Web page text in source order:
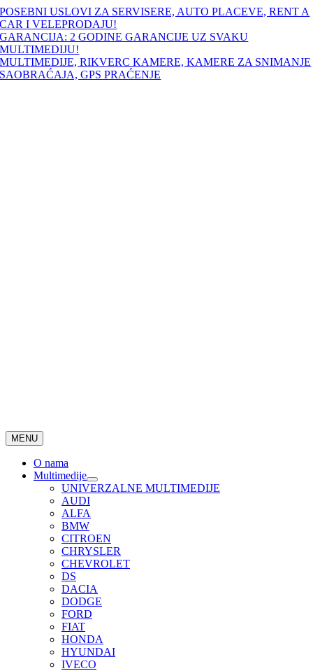
Skip
to
content
POSEBNI USLOVI ZA SERVISERE, AUTO PLACEVE, RENT A
CAR I VELEPRODAJU!
GARANCIJA: 2 GODINE GARANCIJE UZ SVAKU
MULTIMEDIJU!
MULTIMEDIJE, RIKVERC KAMERE, KAMERE ZA SNIMANJE
SAOBRAĆAJA, GPS PRAĆENJE
MENU
O nama
Multimedije
UNIVERZALNE MULTIMEDIJE
AUDI
ALFA
BMW
CITROEN
CHRYSLER
CHEVROLET
DS
DACIA
DODGE
FORD
FIAT
HONDA
HYUNDAI
IVECO